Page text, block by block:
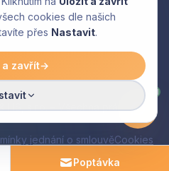
HS, s.r.o. – Všechna práva
jednání o smlouvěCookies
Poptávka
AI
cookies dle našich
přes Nastavit.
a zavřít→